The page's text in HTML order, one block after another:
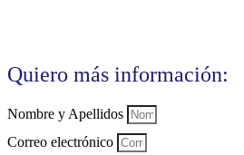
Quiero más información:
Nombre y Apellidos
Correo electrónico